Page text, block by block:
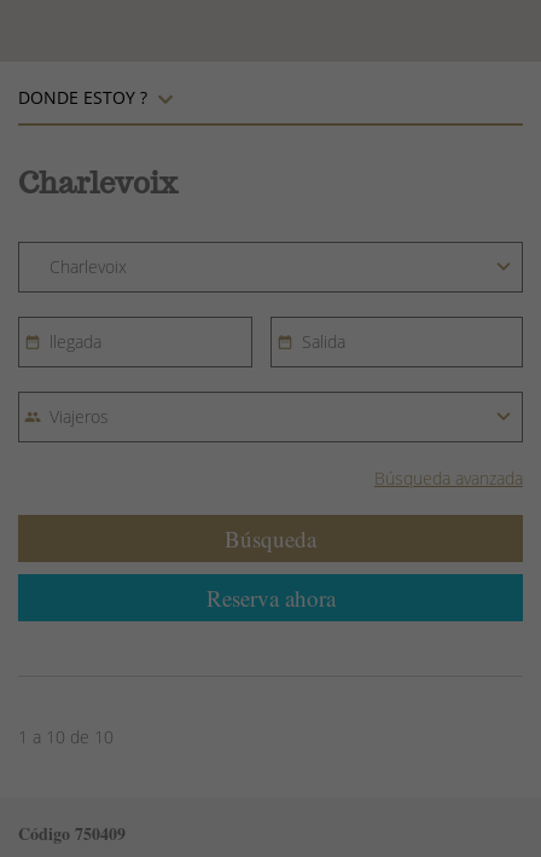
DONDE ESTOY ?
Charlevoix
Búsqueda avanzada
Reserva ahora
Búsqueda
1 a 10 de 10
Código 750409